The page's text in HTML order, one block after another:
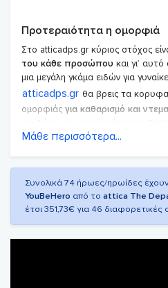
Προτεραιότητα η ομορφιά
Στο atticadps.gr κύριος στόχος
του κάθε προσώπου και γι’
μια μεγάλη γκάμα ειδών για
atticadps.gr θα βρεις τα
ομορφιάς για καθαρισμό και
ενυδάτωση και αντιγήρανση.
ανακαλύψεις προτάσεις για σετ
σώματος αλλά και σετ με πινέλα
του atticadps.gr περιλαμβάνουν
αντηλιακής προστασίας και όλα
Μάθε περισσότερα...
Συνολικά 74 ήρωες/ηρωίδες
YouBeHero από το attica The
έτσι 351,73€ για 46 διαφορετικές